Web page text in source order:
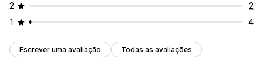
2
2
1
4
Escrever uma avaliação Todas as avaliações